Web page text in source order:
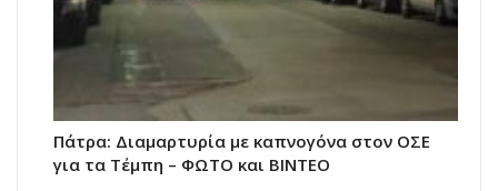
Πάτρα: Διαμαρτυρία με καπνογόνα στον ΟΣΕ
για τα Τέμπη – ΦΩΤΟ και ΒΙΝΤΕΟ